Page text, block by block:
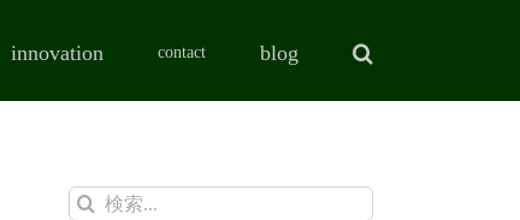
innovation contact blog
検